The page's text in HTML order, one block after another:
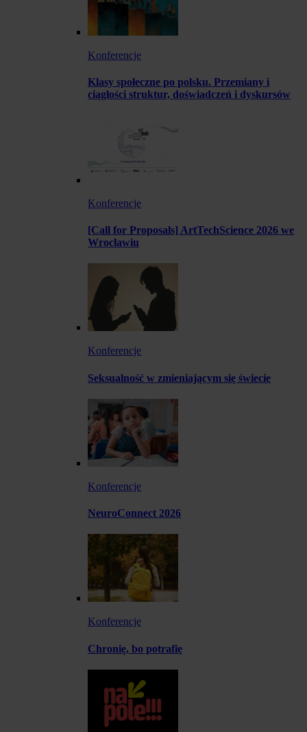
Konferencje
Klasy społeczne po polsku. Przemiany i
ciągłości struktur, doświadczeń i dyskursów
Konferencje
[Call for Proposals] ArtTechScience 2026 we
Wrocławiu
Konferencje
Seksualność w zmieniającym się świecie
Konferencje
NeuroConnect 2026
Konferencje
Chronię, bo potrafię